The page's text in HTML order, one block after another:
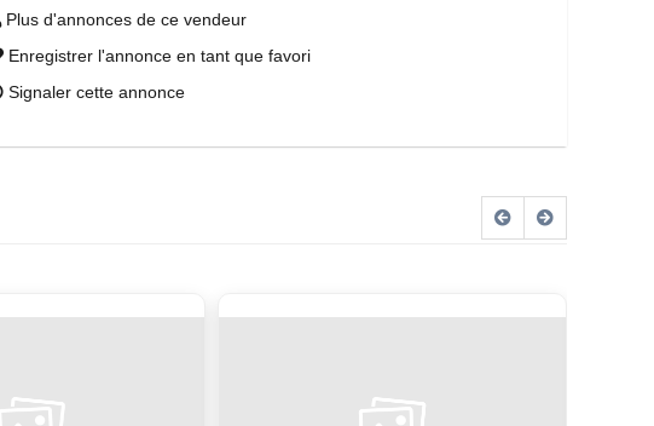
Plus d'annonces de ce vendeur
Enregistrer l'annonce en tant que favori
Signaler cette annonce